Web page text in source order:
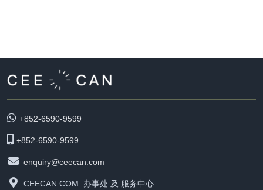
+852-6590-9599
+852-6590-9599
enquiry@ceecan.com
CEECAN.COM. 办事处 及 服务中心